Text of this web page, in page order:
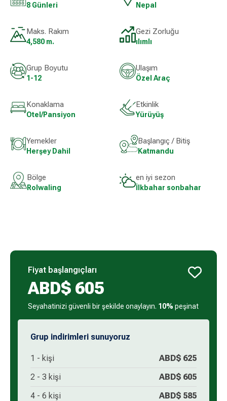
8 Günleri Nepal
Maks. Rakım
4,580 m.
Gezi Zorluğu
ılımlı
Grup Boyutu
1-12
Ulaşım
Özel Araç
Konaklama
Otel/Pansiyon
Etkinlik
Yürüyüş
Yemekler
Herşey Dahil
Başlangıç ​​/ Bitiş
Katmandu
Bölge
Rolwaling
en iyi sezon
İlkbahar sonbahar
Fiyat başlangıçları
ABD$ 605
Seyahatinizi güvenli bir şekilde onaylayın. 10% peşinat
Grup indirimleri sunuyoruz
1 - kişi ABD$ 625
2 - 3 kişi ABD$ 605
4 - 6 kişi ABD$ 585